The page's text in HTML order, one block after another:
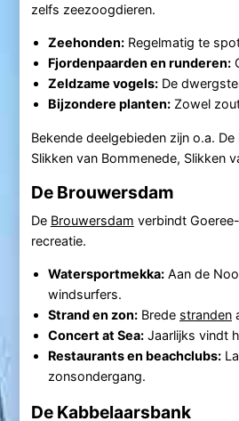
zelfs zeezoogdieren.
Zeehonden:Regelmatig te
Fjordenpaarden en runderen:
Zeldzame vogels:De
Bijzondere planten:Zowel
Bekende deelgebieden zijn o.a.
Slikken van Bommenede, Slikken
De Brouwersdam
De Brouwersdam verbindt
recreatie.
Watersportmekka:Aan de
windsurfers.
Strand en zon:Brede stranden
Concert at Sea:Jaarlijks vindt
Restaurants en beachclubs:
zonsondergang.
De Kabbelaarsbank